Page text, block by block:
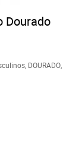
Dourado
DOURADO